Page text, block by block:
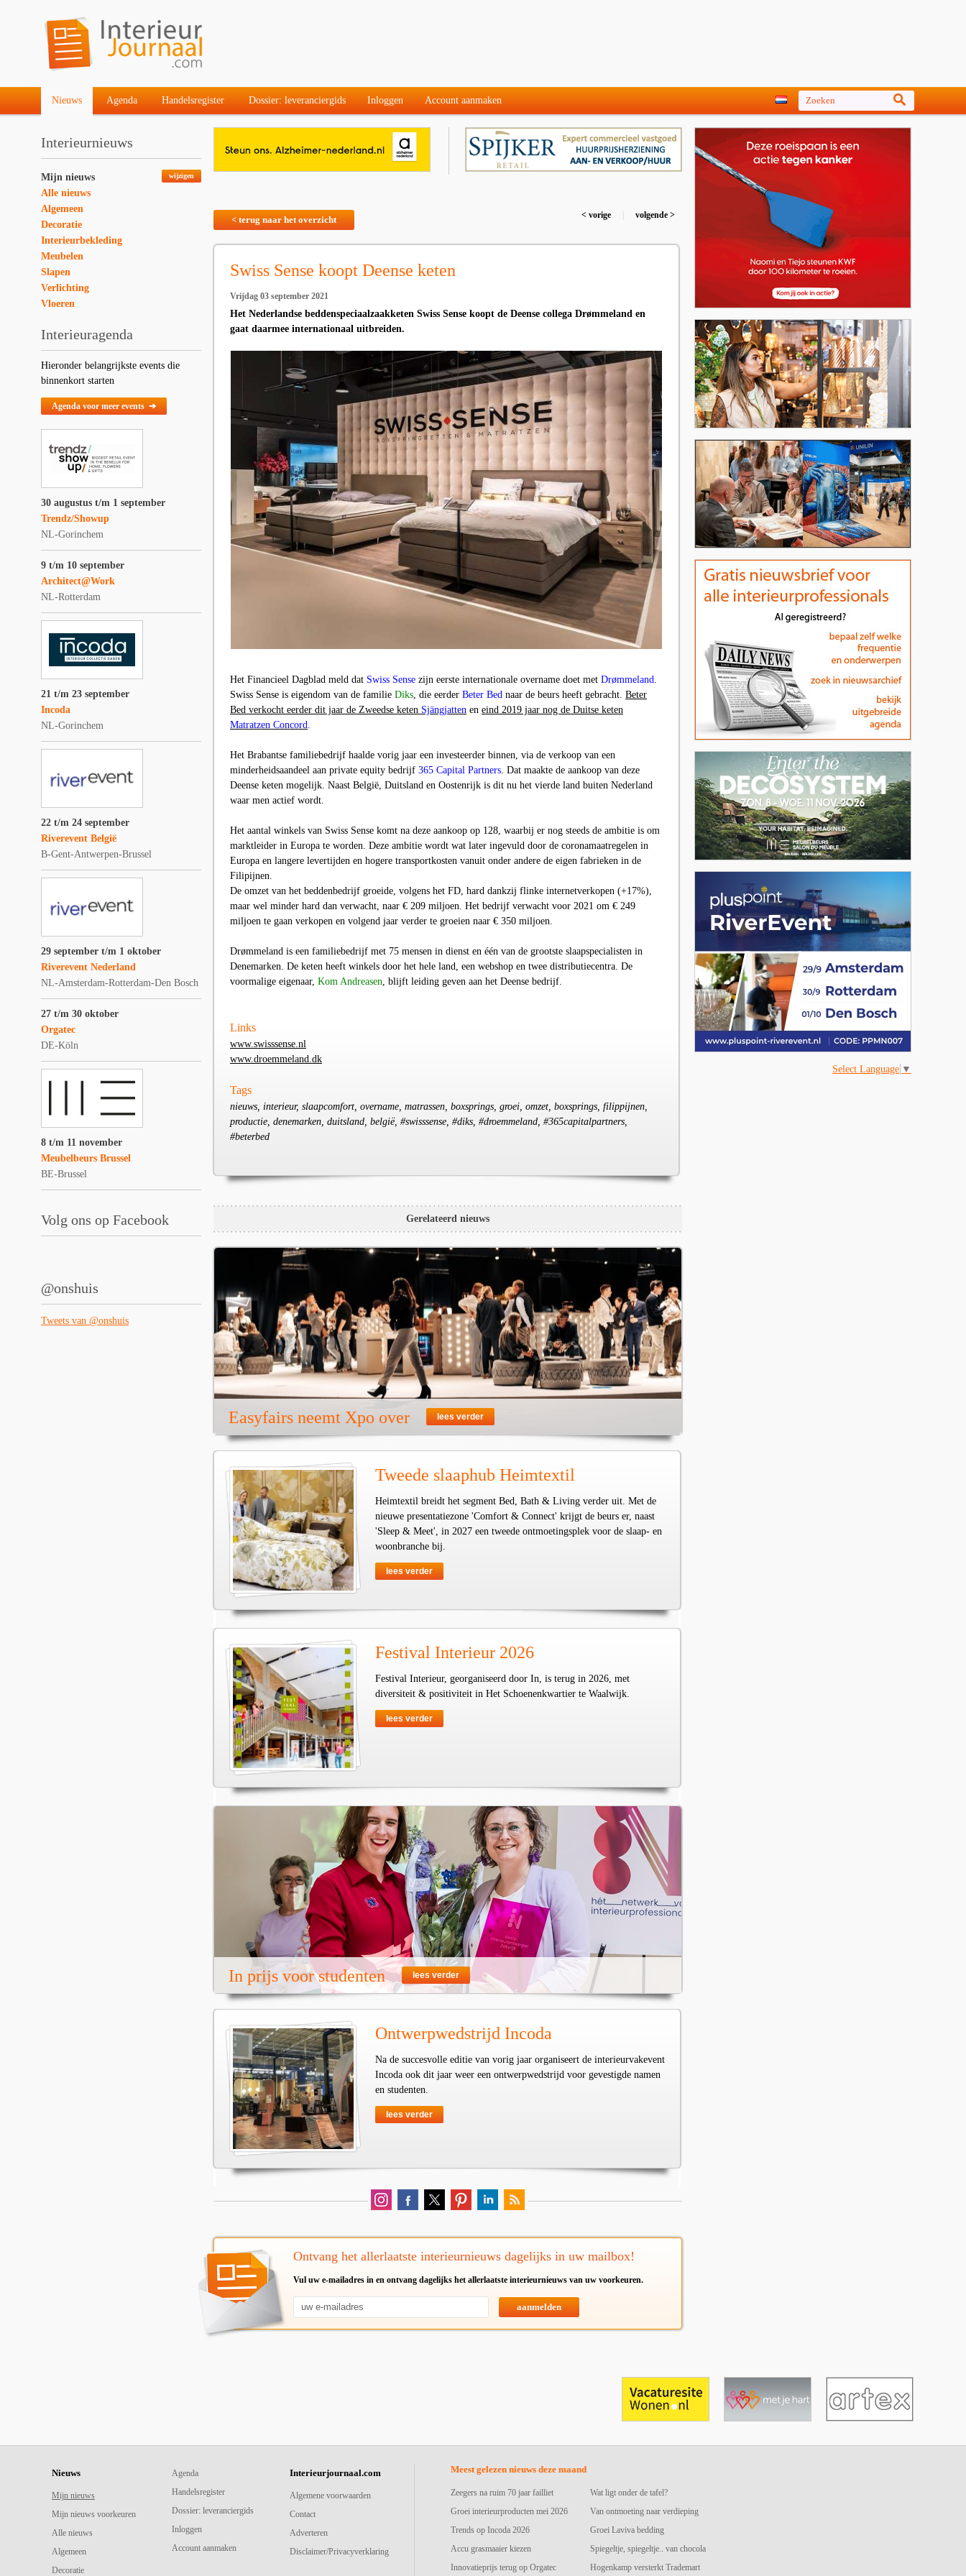
Nieuws Agenda Handelsregister Dossier: leveranciergids Inloggen Account aanmaken
Interieurnieuws
wijzigen
Mijn nieuws
Alle nieuws
Algemeen
Decoratie
Interieurbekleding
Meubelen
Slapen
Verlichting
Vloeren
Interieuragenda
Hieronder belangrijkste events die
binnenkort starten
Agenda voor meer events ➔
30 augustus t/m 1 september
Trendz/Showup
NL-Gorinchem
9 t/m 10 september
Architect@Work
NL-Rotterdam
21 t/m 23 september
Incoda
NL-Gorinchem
22 t/m 24 september
Riverevent België
B-Gent-Antwerpen-Brussel
29 september t/m 1 oktober
Riverevent Nederland
NL-Amsterdam-Rotterdam-Den Bosch
27 t/m 30 oktober
Orgatec
DE-Köln
8 t/m 11 november
Meubelbeurs Brussel
BE-Brussel
Volg ons op Facebook
@onshuis
Tweets van @onshuis
< terug naar het overzicht < vorige volgende >
Swiss Sense koopt Deense keten
Vrijdag 03 september 2021
Het Nederlandse beddenspeciaalzaakketen Swiss Sense koopt de Deense collega Drømmeland en
gaat daarmee internationaal uitbreiden.
Het Financieel Dagblad meld dat Swiss Sense zijn eerste internationale overname doet met Drømmeland.
Swiss Sense is eigendom van de familie Diks, die eerder Beter Bed naar de beurs heeft gebracht. Beter
Bed verkocht eerder dit jaar de Zweedse keten Sjängjatten en eind 2019 jaar nog de Duitse keten
Matratzen Concord.
Het Brabantse familiebedrijf haalde vorig jaar een investeerder binnen, via de verkoop van een
minderheidsaandeel aan private equity bedrijf 365 Capital Partners. Dat maakte de aankoop van deze
Deense keten mogelijk. Naast België, Duitsland en Oostenrijk is dit nu het vierde land buiten Nederland
waar men actief wordt.
Het aantal winkels van Swiss Sense komt na deze aankoop op 128, waarbij er nog steeds de ambitie is om
marktleider in Europa te worden. Deze ambitie wordt wat later ingevuld door de coronamaatregelen in
Europa en langere levertijden en hogere transportkosten vanuit onder andere de eigen fabrieken in de
Filipijnen.
De omzet van het beddenbedrijf groeide, volgens het FD, hard dankzij flinke internetverkopen (+17%),
maar wel minder hard dan verwacht, naar € 209 miljoen. Het bedrijf verwacht voor 2021 om € 249
miljoen te gaan verkopen en volgend jaar verder te groeien naar € 350 miljoen.
Drømmeland is een familiebedrijf met 75 mensen in dienst en één van de grootste slaapspecialisten in
Denemarken. De keten heeft winkels door het hele land, een webshop en twee distributiecentra. De
voormalige eigenaar, Kom Andreasen, blijft leiding geven aan het Deense bedrijf.
Links
www.swisssense.nl
www.droemmeland.dk
Tags
nieuws, interieur, slaapcomfort, overname, matrassen, boxsprings, groei, omzet, boxsprings, filippijnen,
productie, denemarken, duitsland, belgië, #swisssense, #diks, #droemmeland, #365capitalpartners,
#beterbed
Gerelateerd nieuws
Easyfairs neemt Xpo over lees verder
Tweede slaaphub Heimtextil
Heimtextil breidt het segment Bed, Bath & Living verder uit. Met de
nieuwe presentatiezone 'Comfort & Connect' krijgt de beurs er, naast
'Sleep & Meet', in 2027 een tweede ontmoetingsplek voor de slaap- en
woonbranche bij.
lees verder
Festival Interieur 2026
Festival Interieur, georganiseerd door In, is terug in 2026, met
diversiteit & positiviteit in Het Schoenenkwartier te Waalwijk.
lees verder
In prijs voor studenten lees verder
Ontwerpwedstrijd Incoda
Na de succesvolle editie van vorig jaar organiseert de interieurvakevent
Incoda ook dit jaar weer een ontwerpwedstrijd voor gevestigde namen
en studenten.
lees verder
Ontvang het allerlaatste interieurnieuws dagelijks in uw mailbox!
Vul uw e-mailadres in en ontvang dagelijks het allerlaatste interieurnieuws van uw voorkeuren.
aanmelden
Select Language ▼
Nieuws
Mijn nieuws
Mijn nieuws voorkeuren
Alle nieuws
Algemeen
Decoratie
Agenda
Handelsregister
Dossier: leveranciergids
Inloggen
Account aanmaken
Interieurjournaal.com
Algemene voorwaarden
Contact
Adverteren
Disclaimer/Privacyverklaring
Meest gelezen nieuws deze maand
Zeegers na ruim 70 jaar failliet
Groei interieurproducten mei 2026
Trends op Incoda 2026
Accu grasmaaier kiezen
Innovatieprijs terug op Orgatec
Wat ligt onder de tafel?
Van ontmoeting naar verdieping
Groei Laviva bedding
Spiegeltje, spiegeltje.. van chocola
Hogenkamp versterkt Trademart